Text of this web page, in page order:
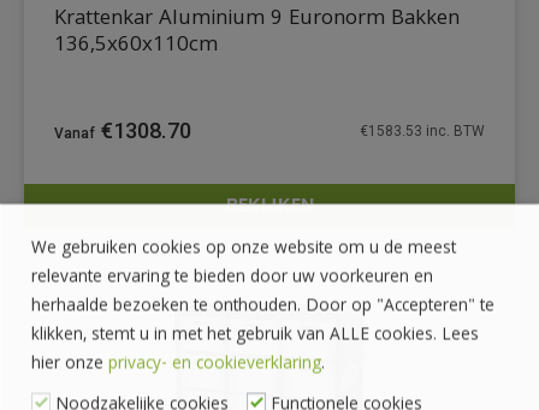
Krattenkar Aluminium 9 Euronorm Bakken
136,5x60x110cm
€1308.70 €1583.53 inc. BTW
BEKIJKEN
We gebruiken cookies op onze website om u de meest
relevante ervaring te bieden door uw voorkeuren en
herhaalde bezoeken te onthouden. Door op "Accepteren" te
klikken, stemt u in met het gebruik van ALLE cookies. Lees
hier onze privacy- en cookieverklaring.